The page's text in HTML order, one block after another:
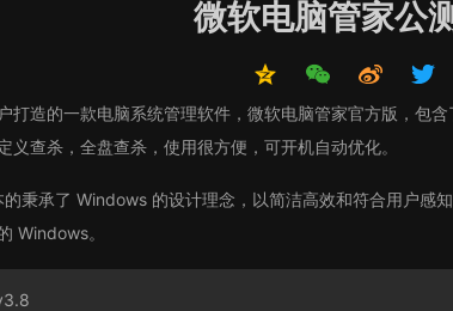
微软电脑管家公
造的一款电脑系统管理软件，微软电脑管家官方版，包含
义查杀，全盘查杀，使用很方便，可开机自动优化。
承了 Windows 的设计理念，以简洁高效和符合用户感
Windows。